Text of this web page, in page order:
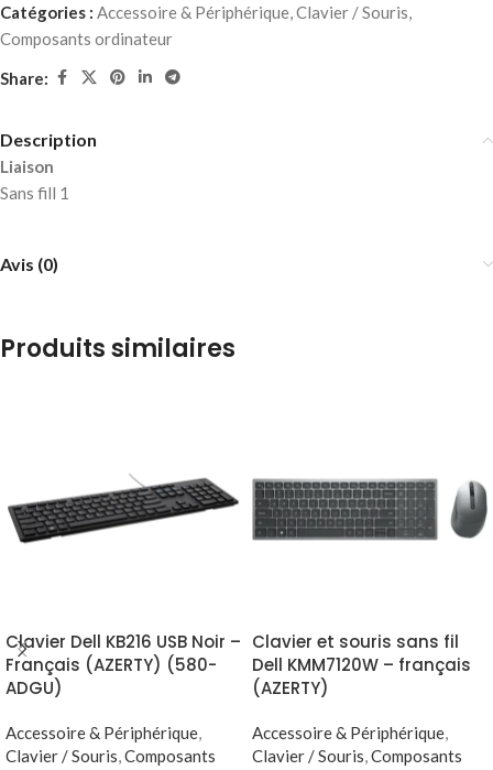
Catégories : Accessoire & Périphérique,Clavier / Souris,
Composants ordinateur
Share:
Description
Liaison
Sans fill 1
Avis (0)
Produits similaires
Clavier Dell KB216 USB Noir –
Français (AZERTY) (580-
ADGU)
Accessoire & Périphérique,
Clavier / Souris,Composants
Clavier et souris sans fil
Dell KMM7120W – français
(AZERTY)
Accessoire & Périphérique,
Clavier / Souris,Composants